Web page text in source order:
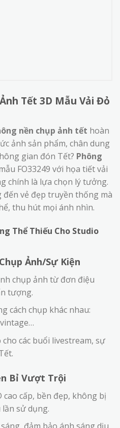
Tết 3D Mẫu Vải Đỏ
nền chụp ảnh tết hoàn
ảnh sản phẩm, chân dung
gian đón Tết? Phông
FO33249 với họa tiết vải
chính là lựa chọn lý tưởng.
đến vẻ đẹp truyền thống mà
thu hút mọi ánh nhìn.
Thể Thiếu Cho Studio
Ảnh/Sự Kiện
chụp ảnh từ đơn điệu
tượng.
cách chụp khác nhau:
các buổi livestream, sự
Bỉ Vượt Trội
cao cấp, bền đẹp, không bị
sử dụng.